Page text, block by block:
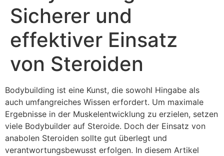
Sicherer und
effektiver Einsatz
von Steroiden
Bodybuilding ist eine Kunst, die sowohl Hingabe als
auch umfangreiches Wissen erfordert. Um maximale
Ergebnisse in der Muskelentwicklung zu erzielen, setzen
viele Bodybuilder auf Steroide. Doch der Einsatz von
anabolen Steroiden sollte gut überlegt und
verantwortungsbewusst erfolgen. In diesem Artikel